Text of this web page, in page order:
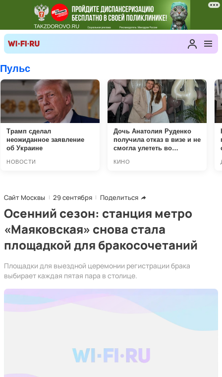
Сайт Москвы 29 сентября Поделиться
Осенний сезон: станция метро
«Маяковская» снова стала
площадкой для бракосочетаний
Площадки для выездной церемонии регистрации брака
выбирает каждая пятая пара в столице.